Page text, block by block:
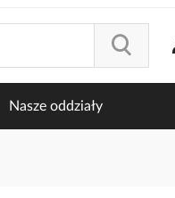
Nasze oddziały